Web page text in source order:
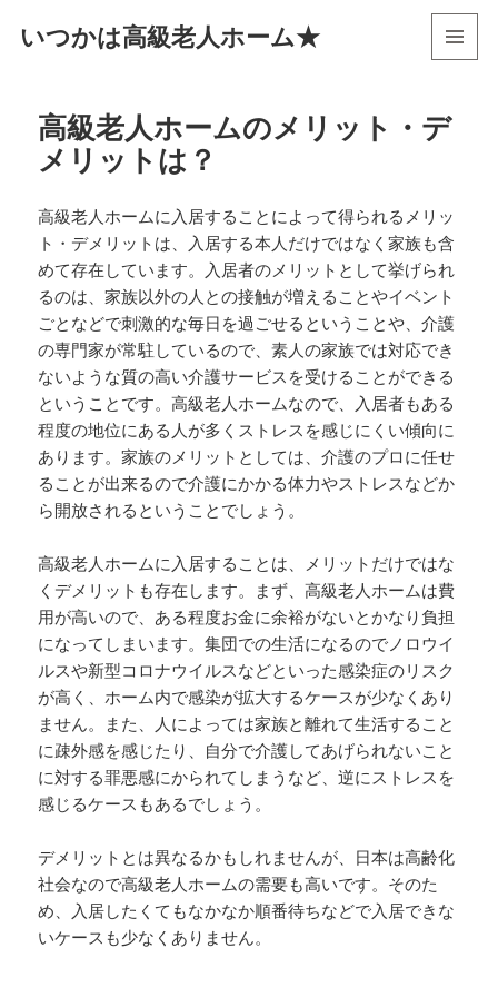
いつかは高級老人ホーム★
ット
高級老人ホームのメリット・デ
メリットは？
高級老人ホームに入居することによって得られるメリッ
ト・デメリットは、入居する本人だけではなく家族も含
めて存在しています。入居者のメリットとして挙げられ
るのは、家族以外の人との接触が増えることやイベント
ごとなどで刺激的な毎日を過ごせるということや、介護
の専門家が常駐しているので、素人の家族では対応でき
ないような質の高い介護サービスを受けることができる
ということです。高級老人ホームなので、入居者もある
程度の地位にある人が多くストレスを感じにくい傾向に
あります。家族のメリットとしては、介護のプロに任せ
ることが出来るので介護にかかる体力やストレスなどか
ら開放されるということでしょう。
高級老人ホームに入居することは、メリットだけではな
くデメリットも存在します。まず、高級老人ホームは費
用が高いので、ある程度お金に余裕がないとかなり負担
になってしまいます。集団での生活になるのでノロウイ
ルスや新型コロナウイルスなどといった感染症のリスク
が高く、ホーム内で感染が拡大するケースが少なくあり
ません。また、人によっては家族と離れて生活すること
に疎外感を感じたり、自分で介護してあげられないこと
に対する罪悪感にかられてしまうなど、逆にストレスを
感じるケースもあるでしょう。
デメリットとは異なるかもしれませんが、日本は高齢化
社会なので高級老人ホームの需要も高いです。そのた
め、入居したくてもなかなか順番待ちなどで入居できな
いケースも少なくありません。